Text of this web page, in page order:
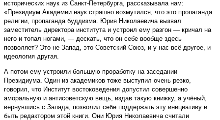
исторических наук из Санкт-Петербурга, рассказывала нам:
«Президиум Академии наук страшно возмутился, что это пропаганда
религии, пропаганда буддизма. Юрия Николаевича вызвал
заместитель директора института и устроил ему разгон — кричал на
него и топал ногами, — дескать, что он себе вообще здесь
позволяет? Это не Запад, это Советский Союз, и у нас всё другое, и
идеология другая.
А потом ему устроили большую проработку на заседании
Президиума. Один из академиков тоже выступил очень резко,
говорил, что Институт востоковедения допустил совершенно
аморальную и антисоветскую вещь, издав такую книжку, а учёный,
вернувшись с Запада, позволил себе поддержать эту инициативу и
быть редактором этой книги. Они Юрия Николаевича считали